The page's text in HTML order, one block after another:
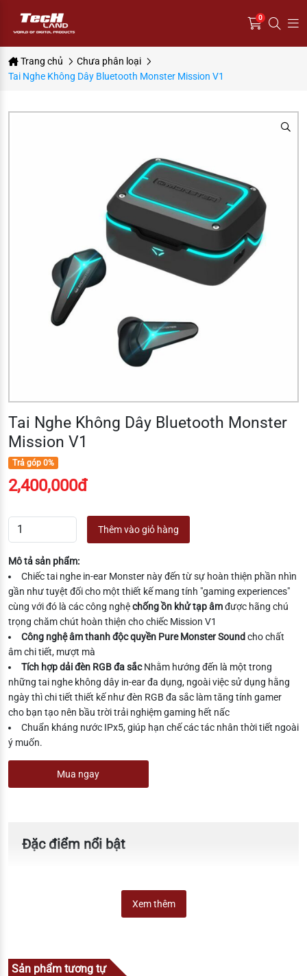
0
Trang chủ
Chưa phân loại
Tai Nghe Không Dây Bluetooth Monster Mission V1
Tai Nghe Không Dây Bluetooth Monster
Mission V1
Trả góp 0%
2,400,000đ
Thêm vào giỏ hàng
Mô tả sản phẩm:
Chiếc tai nghe in-ear Monster này đến từ sự hoàn thiện phần nhìn
gần như tuyệt đối cho một thiết kế mang tính "gaming experiences"
cùng với đó là các công nghệchống ồn khử tạp âmđược hãng chú
trọng chăm chút hoàn thiện cho chiếc Mission V1
Công nghệ âm thanh độc quyền Pure Monster Soundcho chất
âm chi tiết, mượt mà
Tích hợp dải đèn RGB đa sắcNhằm hướng đến là một trong
những tai nghe không dây in-ear đa dụng, ngoài việc sử dụng hằng
ngày thì chi tiết thiết kế như đèn RGB đa sắc làm tăng tính gamer
cho bạn tạo nên bầu trời trải nghiệm gaming hết nấc
Chuẩn kháng nước IPx5, giúp hạn chế các tác nhân thời tiết ngoài
ý muốn.
Mua ngay
Đặc điểm nổi bật
Xem thêm
Sản phẩm tương tự